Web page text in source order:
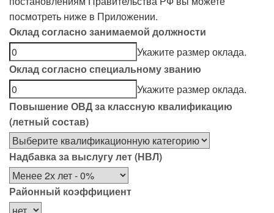
посмотреть ниже в Приложении.
Оклад согласно занимаемой должности
Укажите размер оклада.
Оклад согласно специальному званию
Укажите размер оклада.
Повышение ОВД за классную квалификацию
(летный состав)
Надбавка за выслугу лет (НВЛ)
Районный коэффициент